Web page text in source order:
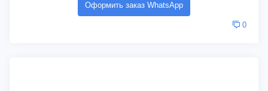
Оформить заказ WhatsApp
0